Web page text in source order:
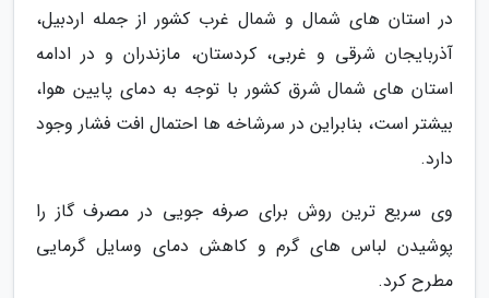
در استان های شمال و شمال غرب کشور از جمله اردبیل،
آذربایجان شرقی و غربی، کردستان، مازندران و در ادامه
استان های شمال شرق کشور با توجه به دمای پایین هوا،
بیشتر است، بنابراین در سرشاخه ها احتمال افت فشار وجود
دارد.
وی سریع ترین روش برای صرفه جویی در مصرف گاز را
پوشیدن لباس های گرم و کاهش دمای وسایل گرمایی
مطرح کرد.